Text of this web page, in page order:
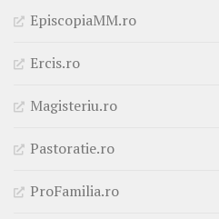
EpiscopiaMM.ro
Ercis.ro
Magisteriu.ro
Pastoratie.ro
ProFamilia.ro